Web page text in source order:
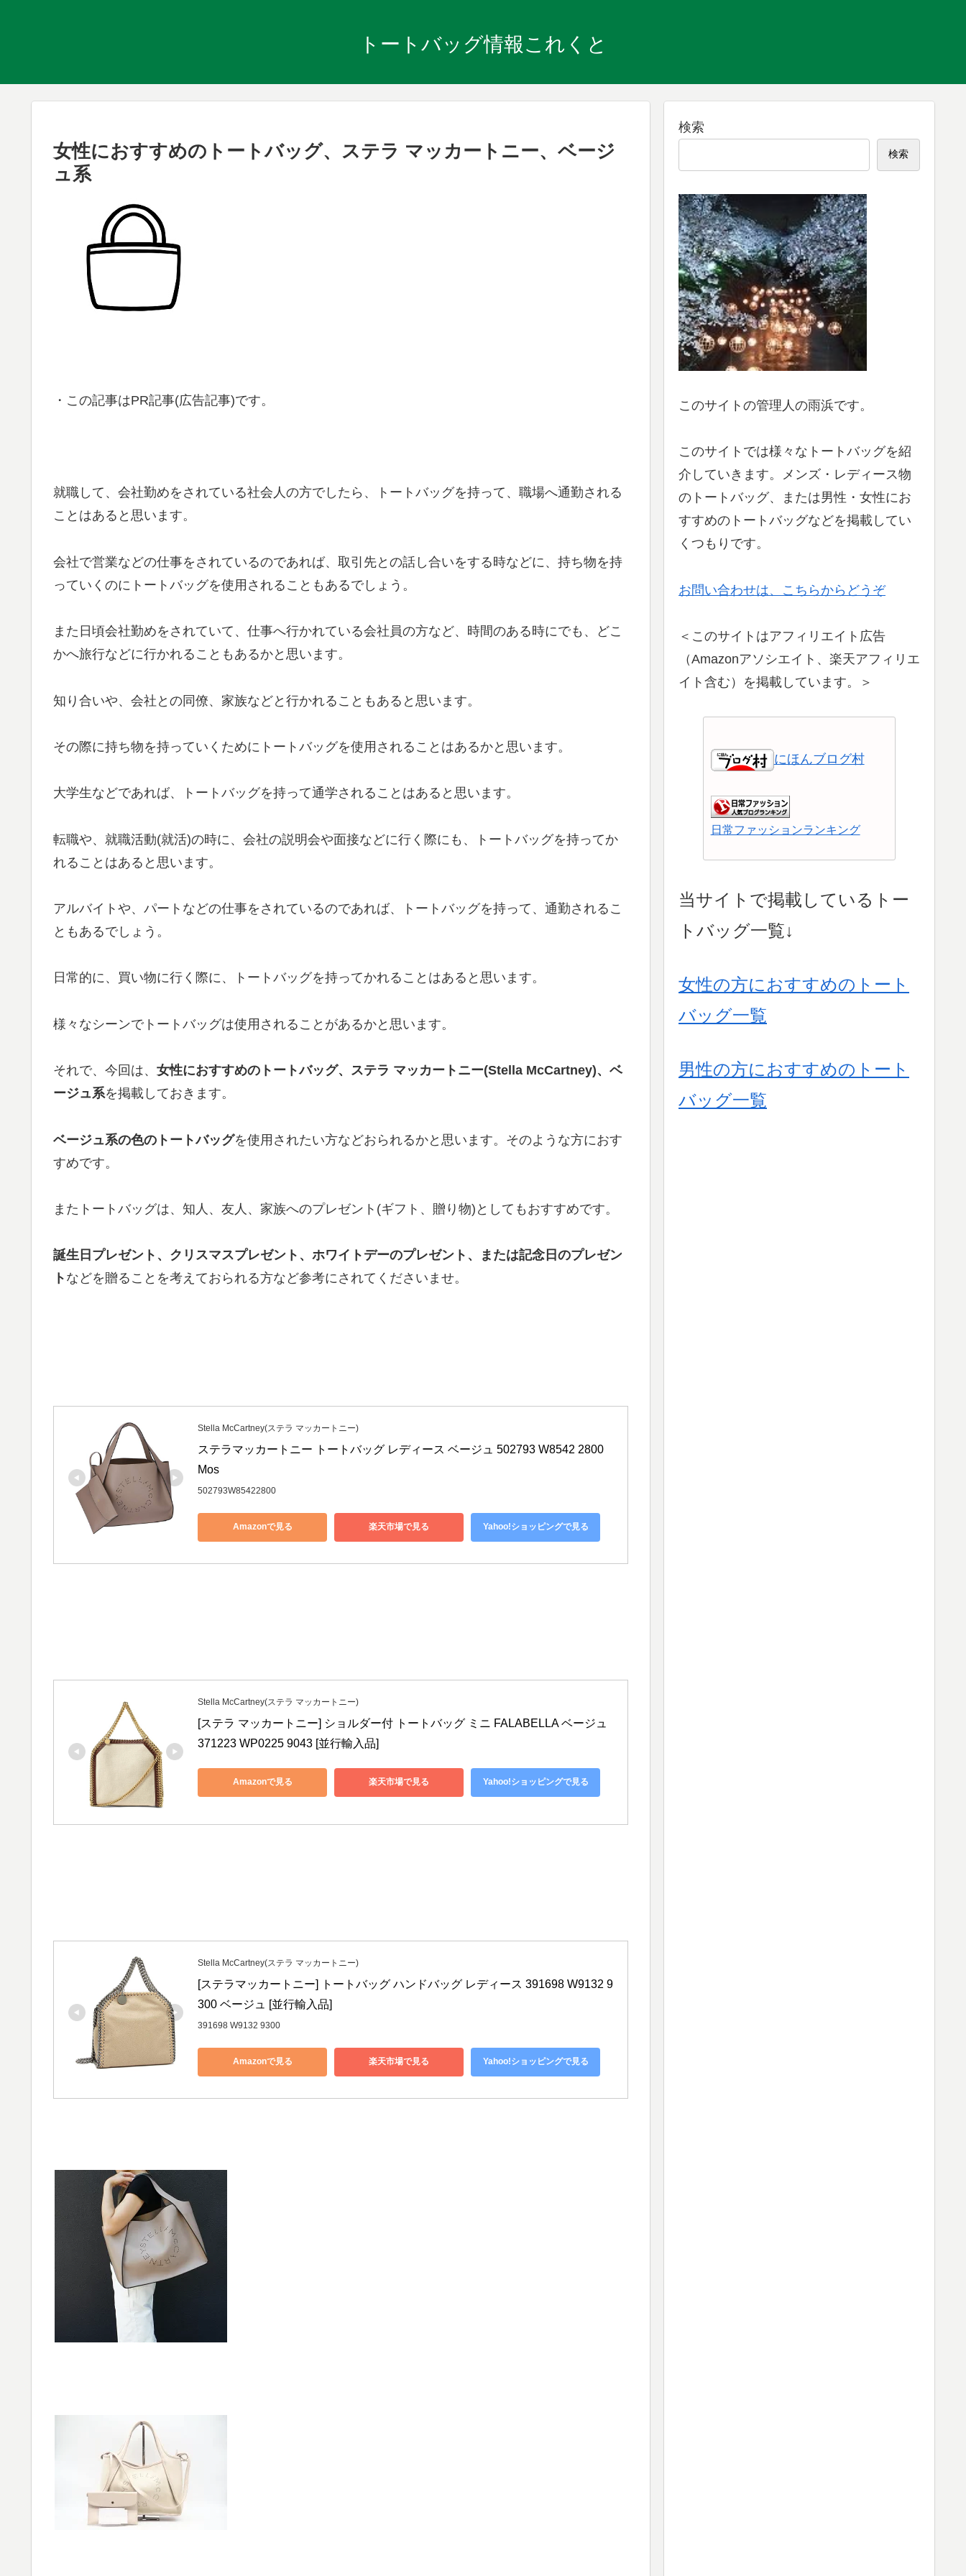
トートバッグ情報これくと
女性におすすめのトートバッグ、ステラ マッカートニー、ベージ
ュ系
・この記事はPR記事(広告記事)です。
就職して、会社勤めをされている社会人の方でしたら、トートバッグを持って、職場へ通勤される
ことはあると思います。
会社で営業などの仕事をされているのであれば、取引先との話し合いをする時などに、持ち物を持
っていくのにトートバッグを使用されることもあるでしょう。
また日頃会社勤めをされていて、仕事へ行かれている会社員の方など、時間のある時にでも、どこ
かへ旅行などに行かれることもあるかと思います。
知り合いや、会社との同僚、家族などと行かれることもあると思います。
その際に持ち物を持っていくためにトートバッグを使用されることはあるかと思います。
大学生などであれば、トートバッグを持って通学されることはあると思います。
転職や、就職活動(就活)の時に、会社の説明会や面接などに行く際にも、トートバッグを持ってか
れることはあると思います。
アルバイトや、パートなどの仕事をされているのであれば、トートバッグを持って、通勤されるこ
ともあるでしょう。
日常的に、買い物に行く際に、トートバッグを持ってかれることはあると思います。
様々なシーンでトートバッグは使用されることがあるかと思います。
それで、今回は、 女性におすすめのトートバッグ、ステラ マッカートニー(Stella McCartney)、ベ
ージュ系を掲載しておきます。
ベージュ系の色のトートバッグを使用されたい方などおられるかと思います。そのような方におす
すめです。
またトートバッグは、知人、友人、家族へのプレゼント(ギフト、贈り物)としてもおすすめです。
誕生日プレゼント、クリスマスプレゼント、ホワイトデーのプレゼント、または記念日のプレゼン
ト などを贈ることを考えておられる方など参考にされてくださいませ。
Stella McCartney(ステラ マッカートニー)
ステラマッカートニー トートバッグ レディース ベージュ 502793 W8542 2800
Mos
502793W85422800
Amazonで見る 楽天市場で見る Yahoo!ショッピングで見る
Stella McCartney(ステラ マッカートニー)
[ステラ マッカートニー] ショルダー付 トートバッグ ミニ FALABELLA ベージュ
371223 WP0225 9043 [並行輸入品]
Amazonで見る 楽天市場で見る Yahoo!ショッピングで見る
Stella McCartney(ステラ マッカートニー)
[ステラマッカートニー] トートバッグ ハンドバッグ レディース 391698 W9132 9
300 ベージュ [並行輸入品]
391698 W9132 9300
Amazonで見る 楽天市場で見る Yahoo!ショッピングで見る
検索
検索
このサイトの管理人の雨浜です。
このサイトでは様々なトートバッグを紹
介していきます。メンズ・レディース物
のトートバッグ、または男性・女性にお
すすめのトートバッグなどを掲載してい
くつもりです。
お問い合わせは、こちらからどうぞ
＜このサイトはアフィリエイト広告
（Amazonアソシエイト、楽天アフィリエ
イト含む）を掲載しています。＞
にほんブログ村
日常ファッションランキング
当サイトで掲載しているトー
トバッグ一覧↓
女性の方におすすめのトート
バッグ一覧
男性の方におすすめのトート
バッグ一覧